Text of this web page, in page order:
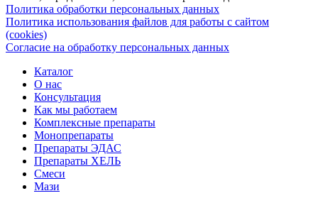
Политика обработки персональных данных
Политика использования файлов для работы с сайтом
(cookies)
Согласие на обработку персональных данных
Каталог
О нас
Консультация
Как мы работаем
Комплексные препараты
Монопрепараты
Препараты ЭДАС
Препараты ХЕЛЬ
Смеси
Мази